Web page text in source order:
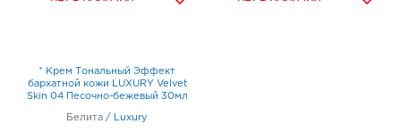
* Крем Тональный Эффект
бархатной кожи LUXURY Velvet
Skin 04 Песочно-бежевый 30мл
Белита / Luxury